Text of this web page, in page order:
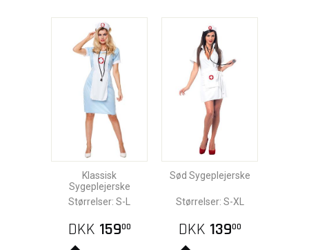
Klassisk
Sygeplejerske
Størrelser: S-L
DKK 15900
Sød Sygeplejerske
Størrelser: S-XL
DKK 13900